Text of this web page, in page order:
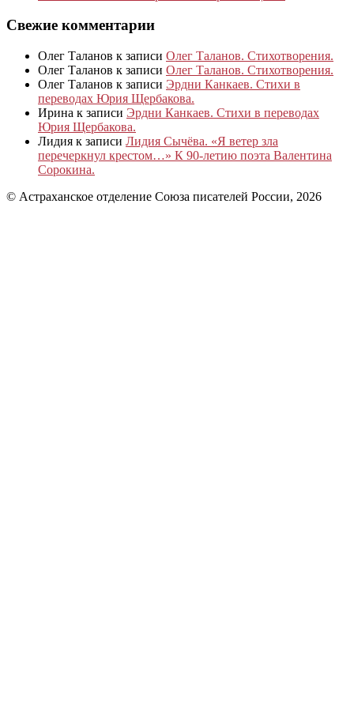
Свежие комментарии
Олег Таланов к записи Олег Таланов. Стихотворения.
Олег Таланов к записи Олег Таланов. Стихотворения.
Олег Таланов к записи Эрдни Канкаев. Стихи в
переводах Юрия Щербакова.
Ирина к записи Эрдни Канкаев. Стихи в переводах
Юрия Щербакова.
Лидия к записи Лидия Сычёва. «Я ветер зла
перечеркнул крестом…» К 90-летию поэта Валентина
Сорокина.
© Астраханское отделение Союза писателей России, 2026